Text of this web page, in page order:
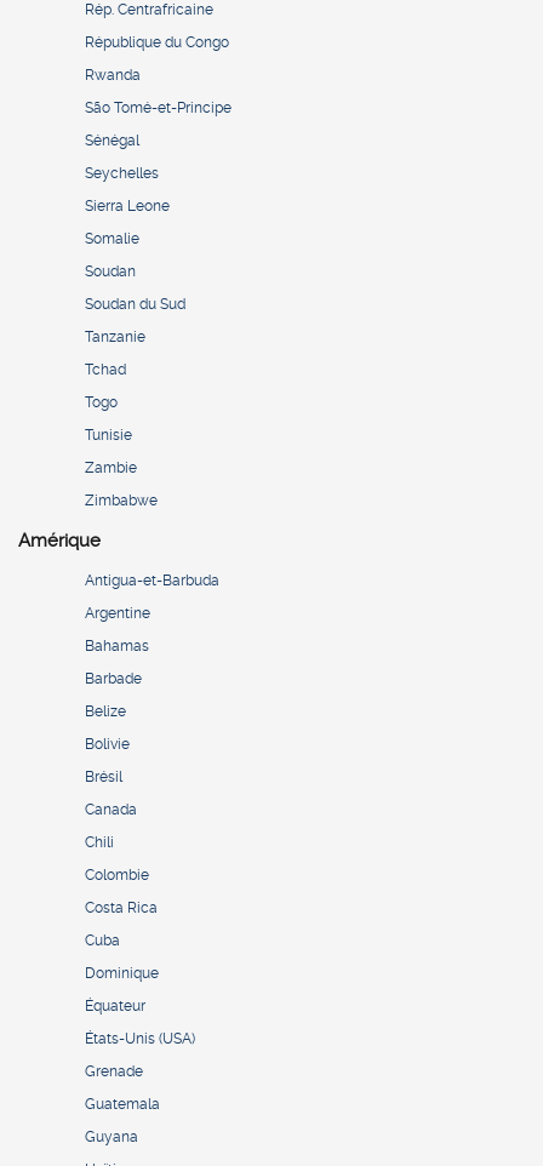
Rép. Centrafricaine
République du Congo
Rwanda
São Tomé-et-Principe
Sénégal
Seychelles
Sierra Leone
Somalie
Soudan
Soudan du Sud
Tanzanie
Tchad
Togo
Tunisie
Zambie
Zimbabwe
Amérique
Antigua-et-Barbuda
Argentine
Bahamas
Barbade
Belize
Bolivie
Brésil
Canada
Chili
Colombie
Costa Rica
Cuba
Dominique
Équateur
États-Unis (USA)
Grenade
Guatemala
Guyana